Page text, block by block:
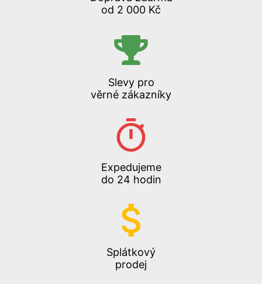
od 2 000 Kč
Slevy pro
věrné zákazníky
Expedujeme
do 24 hodin
Splátkový
prodej